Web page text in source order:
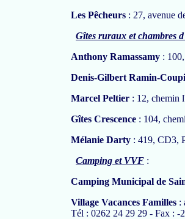
Les Pêcheurs : 27, avenue
Gîtes ruraux et chambres
Anthony Ramassamy :
Denis-Gilbert Ramin-
Marcel Peltier : 12, chemin
Gîtes Crescence : 104,
Mélanie Darty : 419, CD3,
Camping et VVF :
Camping Municipal de
Village Vacances Familles :
Tél : 0262 24 29 29 - Fax : -